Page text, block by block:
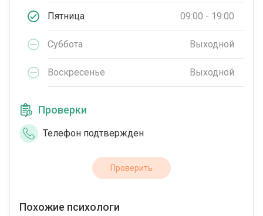
Пятница 09:00 - 19:00
Суббота Выходной
Воскресенье Выходной
Проверки
Телефон подтвержден
Проверить
Похожие психологи